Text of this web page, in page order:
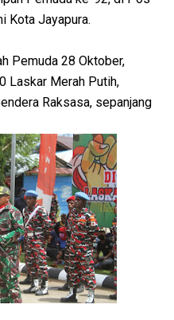
Kota Jayapura.
Pemuda 28 Oktober,
Laskar Merah Putih,
Raksasa, sepanjang